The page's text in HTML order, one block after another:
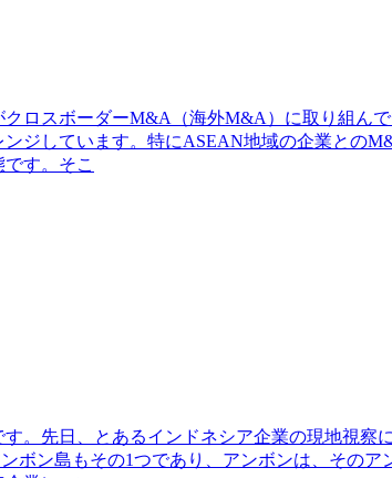
ロスボーダーM&A（海外M&A）に取り組ん
ジしています。特にASEAN地域の企業との
す。そこ
。先日、とあるインドネシア企業の現地視
ボン島もその1つであり、アンボンは、その